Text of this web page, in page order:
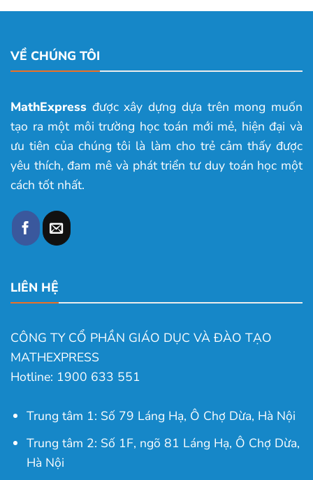
VỀ CHÚNG TÔI
MathExpress được xây dựng dựa trên mong muốn
tạo ra một môi trường học toán mới mẻ, hiện đại và
ưu tiên của chúng tôi là làm cho trẻ cảm thấy được
yêu thích, đam mê và phát triển tư duy toán học một
cách tốt nhất.
LIÊN HỆ
CÔNG TY CỔ PHẦN GIÁO DỤC VÀ ĐÀO TẠO
MATHEXPRESS
Hotline: 1900 633 551
Trung tâm 1: Số 79 Láng Hạ, Ô Chợ Dừa, Hà Nội
Trung tâm 2: Số 1F, ngõ 81 Láng Hạ, Ô Chợ Dừa,
Hà Nội